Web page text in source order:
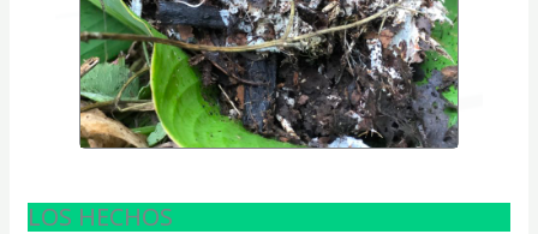
LOS HECHOS